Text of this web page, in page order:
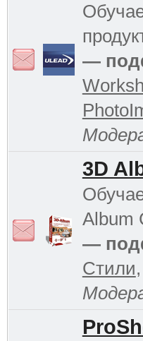
—
3D
Album
—
Стили,